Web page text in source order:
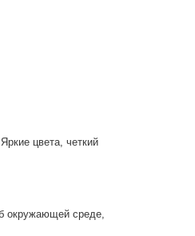
цвета, четкий
окружающей среде,